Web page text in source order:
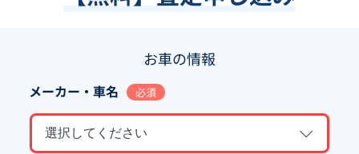
お車の情報
メーカー・車名 必須
選択してください